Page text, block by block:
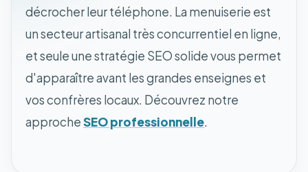
décrocher leur téléphone. La menuiserie est
un secteur artisanal très concurrentiel en ligne,
et seule une stratégie SEO solide vous permet
d'apparaître avant les grandes enseignes et
vos confrères locaux. Découvrez notre
approcheSEO professionnelle.